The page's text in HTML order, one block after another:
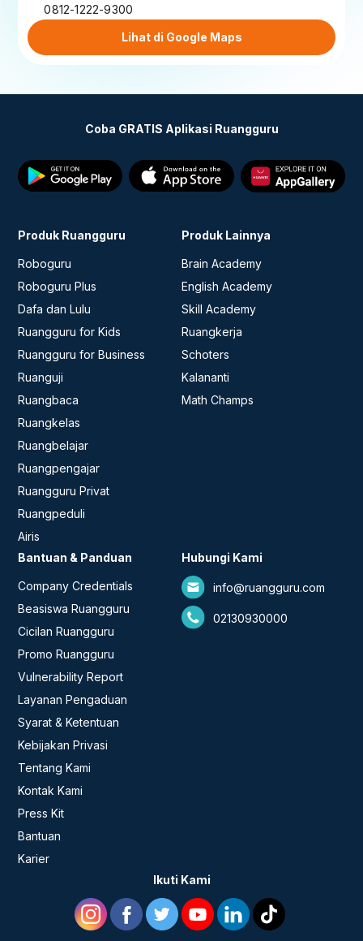
0812-1222-9300
Lihat di Google Maps
Coba GRATIS Aplikasi Ruangguru
Produk Ruangguru
Roboguru
Roboguru Plus
Dafa dan Lulu
Ruangguru for Kids
Ruangguru for Business
Ruanguji
Ruangbaca
Ruangkelas
Ruangbelajar
Ruangpengajar
Ruangguru Privat
Ruangpeduli
Airis
Produk Lainnya
Brain Academy
English Academy
Skill Academy
Ruangkerja
Schoters
Kalananti
Math Champs
Bantuan & Panduan
Company Credentials
Beasiswa Ruangguru
Cicilan Ruangguru
Promo Ruangguru
Vulnerability Report
Layanan Pengaduan
Syarat & Ketentuan
Kebijakan Privasi
Tentang Kami
Kontak Kami
Press Kit
Bantuan
Karier
Hubungi Kami
info@ruangguru.com
02130930000
Ikuti Kami